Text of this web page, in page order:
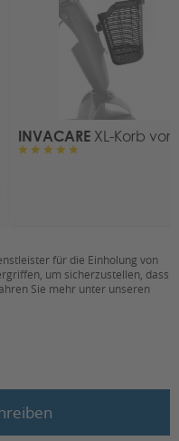
INVACARE XL-Korb
für die Einholung von
um sicherzustellen, dass
Sie mehr unter unseren